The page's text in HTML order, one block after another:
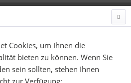
Cookies, um Ihnen die
bieten zu können. Wenn Sie
sein sollten, stehen Ihnen
zur Verfügung: